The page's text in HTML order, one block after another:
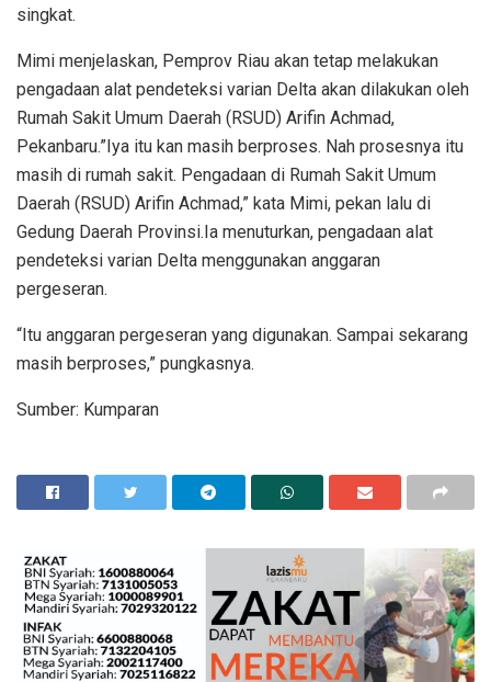
singkat.
Mimi menjelaskan, Pemprov Riau akan tetap melakukan
pengadaan alat pendeteksi varian Delta akan dilakukan oleh
Rumah Sakit Umum Daerah (RSUD) Arifin Achmad,
Pekanbaru.”Iya itu kan masih berproses. Nah prosesnya itu
masih di rumah sakit. Pengadaan di Rumah Sakit Umum
Daerah (RSUD) Arifin Achmad,” kata Mimi, pekan lalu di
Gedung Daerah Provinsi.Ia menuturkan, pengadaan alat
pendeteksi varian Delta menggunakan anggaran
pergeseran.
“Itu anggaran pergeseran yang digunakan. Sampai sekarang
masih berproses,” pungkasnya.
Sumber: Kumparan